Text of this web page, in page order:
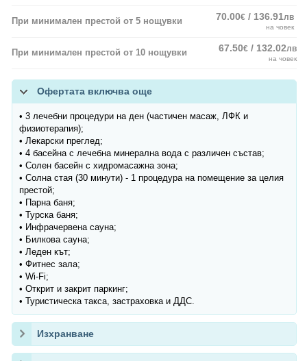
При минимален престой от 5 нощувки 70.00€ / 136.91лв
на човек
При минимален престой от 10 нощувки 67.50€ / 132.02лв
на човек
Офертата включва още
• 3 лечебни процедури на ден (частичен масаж, ЛФК и
физиотерапия);
• Лекарски преглед;
• 4 басейна с лечебна минерална вода с различен състав;
• Солен басейн с хидромасажна зона;
• Солна стая (30 минути) - 1 процедура на помещение за целия
престой;
• Парна баня;
• Турска баня;
• Инфрачервена сауна;
• Билкова сауна;
• Леден кът;
• Фитнес зала;
• Wi-Fi;
• Открит и закрит паркинг;
• Туристическа такса, застраховка и ДДС.
Изхранване